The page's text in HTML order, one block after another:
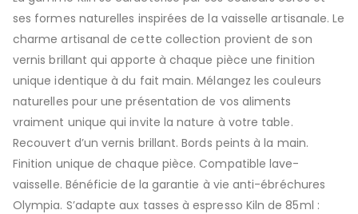
ses formes naturelles inspirées de la vaisselle artisanale. Le
charme artisanal de cette collection provient de son
vernis brillant qui apporte à chaque pièce une finition
unique identique à du fait main. Mélangez les couleurs
naturelles pour une présentation de vos aliments
vraiment unique qui invite la nature à votre table.
Recouvert d’un vernis brillant. Bords peints à la main.
Finition unique de chaque pièce. Compatible lave-
vaisselle. Bénéficie de la garantie à vie anti-ébréchures
Olympia. S’adapte aux tasses à espresso Kiln de 85ml :